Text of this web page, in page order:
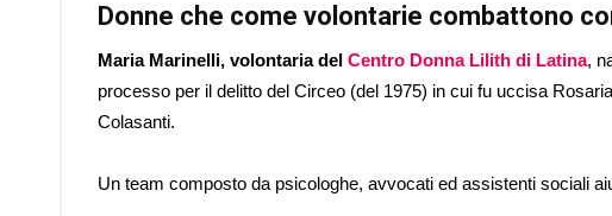
Donne che come volontarie combattono
Maria Marinelli, volontaria del Centro Donna Lilith di Latina,
processo per il delitto del Circeo (del 1975) in cui fu uccisa
Colasanti.
Un team composto da psicologhe, avvocati ed assistenti sociali